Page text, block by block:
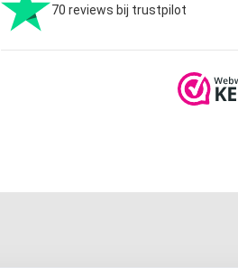
70 reviews bij trustpilot